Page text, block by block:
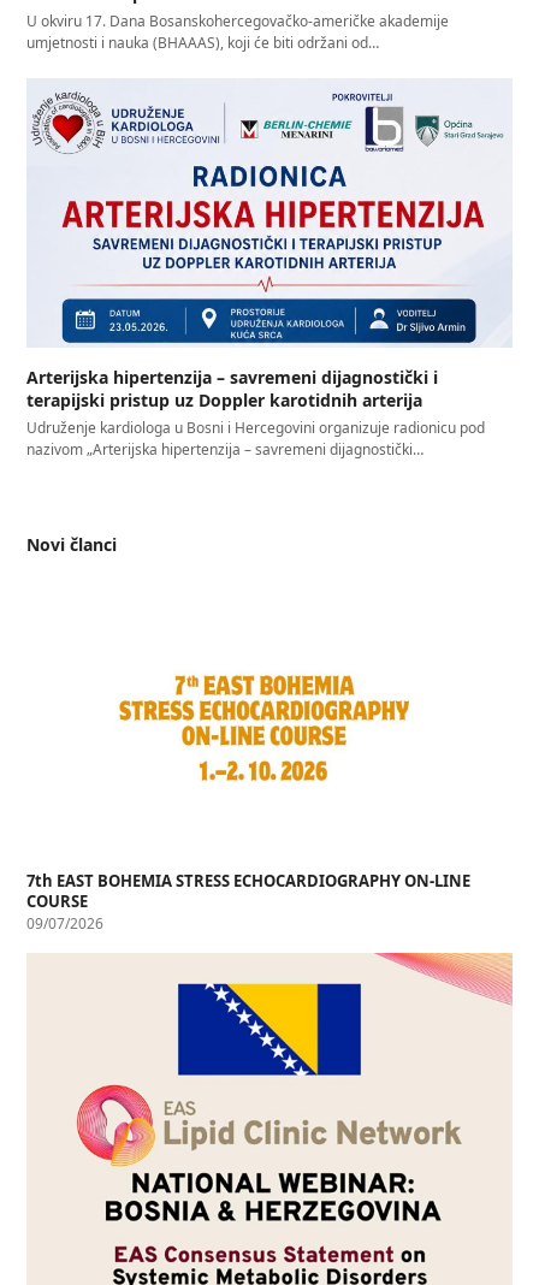
U okviru 17. Dana Bosanskohercegovačko-američke akademije
umjetnosti i nauka (BHAAAS), koji će biti održani od…
Arterijska hipertenzija – savremeni dijagnostički i
terapijski pristup uz Doppler karotidnih arterija
Udruženje kardiologa u Bosni i Hercegovini organizuje radionicu pod
nazivom „Arterijska hipertenzija – savremeni dijagnostički…
Novi članci
7th EAST BOHEMIA STRESS ECHOCARDIOGRAPHY ON-LINE
COURSE
09/07/2026